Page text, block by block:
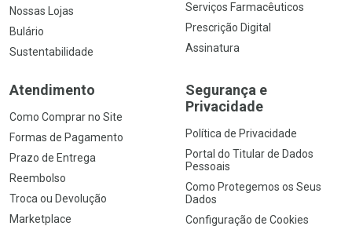
Nossas Lojas
Bulário
Sustentabilidade
Serviços Farmacêuticos
Prescrição Digital
Assinatura
Atendimento
Como Comprar no Site
Formas de Pagamento
Prazo de Entrega
Reembolso
Troca ou Devolução
Marketplace
Segurança e
Privacidade
Política de Privacidade
Portal do Titular de Dados
Pessoais
Como Protegemos os Seus
Dados
Configuração de Cookies